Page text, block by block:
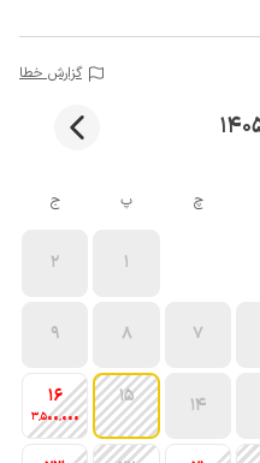
گزارش خطا
چ پ ج
1
2
7
8
9
14
15
16
3٬500٬000